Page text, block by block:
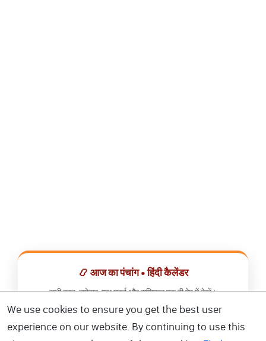
📿 आज का पंचांग • हिंदी कैलेंडर
सभी व्रत, त्योहार, शुभ मुहूर्त और राशिफल एक ही ऐप में देखें।
📅 हिंदी कैलेंडर ऐप डाउनलोड करें
We use cookies to ensure you get the best user
experience on our website. By continuing to use this